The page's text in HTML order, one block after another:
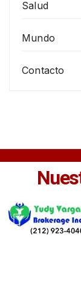
Salud
Mundo
Contacto